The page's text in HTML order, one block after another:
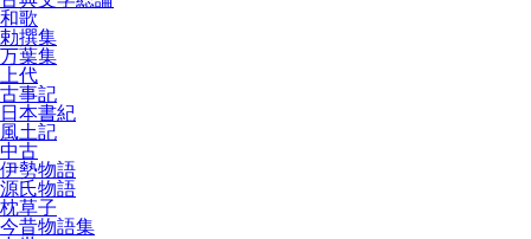
和歌
勅撰集
万葉集
上代
古事記
日本書紀
風土記
中古
伊勢物語
源氏物語
枕草子
今昔物語集